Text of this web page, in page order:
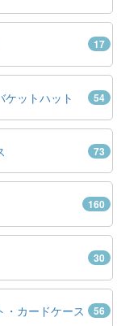
17
ケットハット 54
73
160
30
・カードケース 56